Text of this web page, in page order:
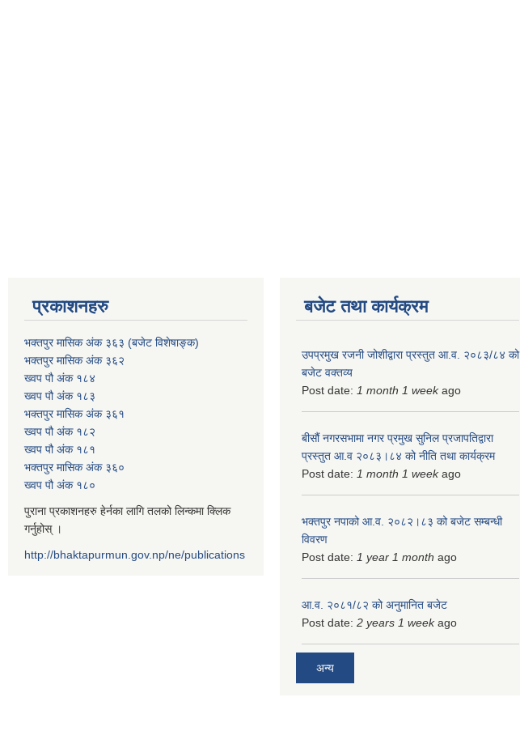
प्रकाशनहरु
भक्तपुर मासिक अंक ३६३ (बजेट विशेषाङ्क)
भक्तपुर मासिक अंक ३६२
ख्वप पौ अंक १८४
ख्वप पौ अंक १८३
भक्तपुर मासिक अंक ३६१
ख्वप पौ अंक १८२
ख्वप पौ अंक १८१
भक्तपुर मासिक अंक ३६०
ख्वप पौ अंक १८०
पुराना प्रकाशनहरु हेर्नका लागि तलको लिन्कमा क्लिक
गर्नुहोस् ।
http://bhaktapurmun.gov.np/ne/publications
बजेट तथा कार्यक्रम
उपप्रमुख रजनी जोशीद्वारा प्रस्तुत आ.व. २०८३/८४ को
बजेट वक्तव्य
Post date: 1 month 1 weekago
बीसौं नगरसभामा नगर प्रमुख सुनिल प्रजापतिद्वारा
प्रस्तुत आ.व‍ २०८३।८४ को नीति तथा कार्यक्रम
Post date: 1 month 1 weekago
भक्तपुर नपाको आ.व. २०८२।८३ को बजेट सम्बन्धी
विवरण
Post date: 1 year 1 month ago
आ.व. २०८१/८२ को अनुमानित बजेट
Post date: 2 years 1 weekago
अन्य